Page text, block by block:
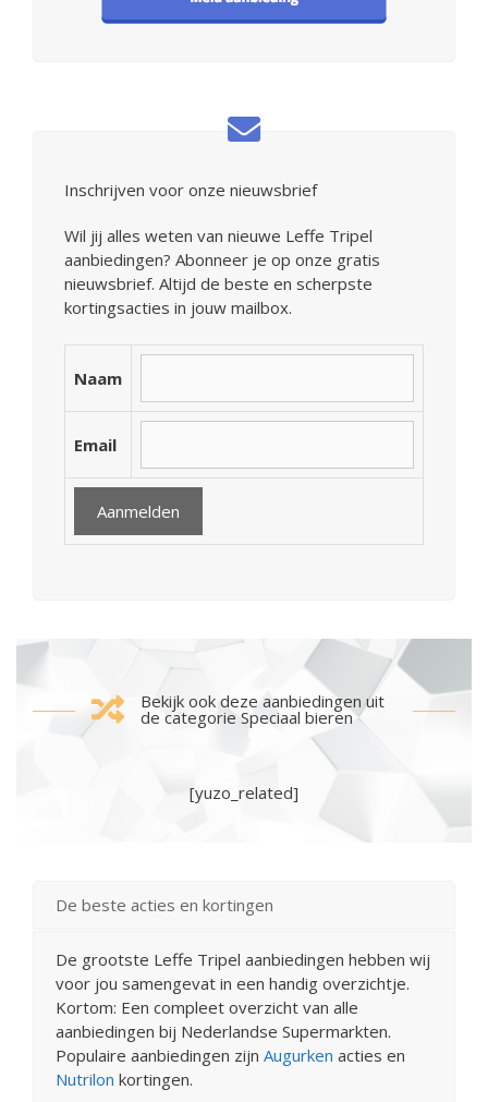
Inschrijven voor onze nieuwsbrief
Wil jij alles weten van nieuwe Leffe Tripel
aanbiedingen? Abonneer je op onze gratis
nieuwsbrief. Altijd de beste en scherpste
kortingsacties in jouw mailbox.
Naam
Email
Bekijk ook deze aanbiedingen uit
de categorie Speciaal bieren
[yuzo_related]
De beste acties en kortingen
De grootste Leffe Tripel aanbiedingen hebben wij
voor jou samengevat in een handig overzichtje.
Kortom: Een compleet overzicht van alle
aanbiedingen bij Nederlandse Supermarkten.
Populaire aanbiedingen zijn Augurken acties en
Nutrilon kortingen.